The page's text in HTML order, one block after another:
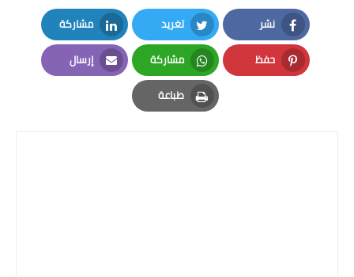
نشر
Facebook
تغريد
Twitter
مشاركة
LinkedIn
حفظ
Pinterest
مشاركة
Whatsapp
إرسال
Email
طباعة
Print